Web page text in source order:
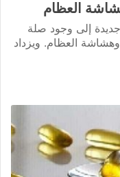
العظام
إلى وجود صلة
العظام. ويزداد